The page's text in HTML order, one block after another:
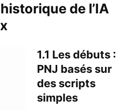
de l’IA
1.1 Les débuts :
PNJ basés sur
des scripts
simples